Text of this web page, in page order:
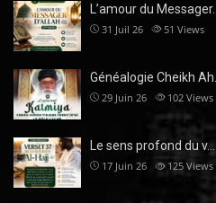
L’amour du Messager…
31 Juil 26 51 Views
Généalogie Cheikh Ah…
29 Juin 26 102 Views
Le sens profond du v…
17 Juin 26 125 Views